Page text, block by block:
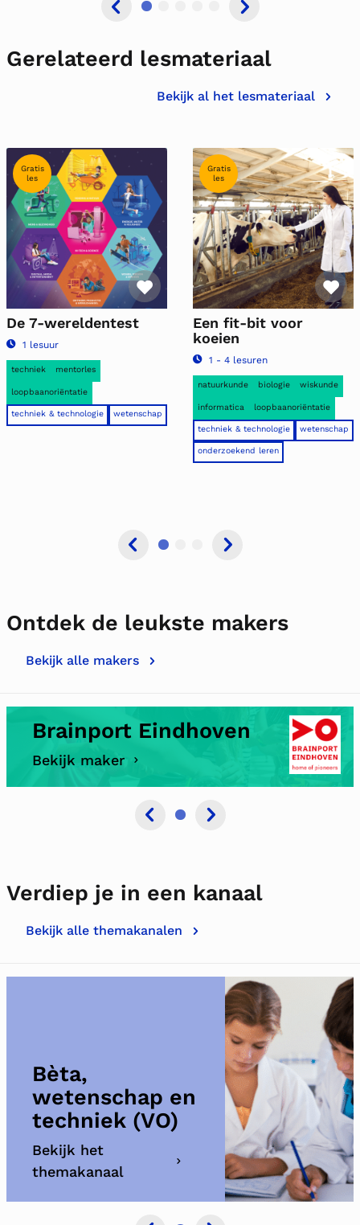
Gerelateerd lesmateriaal
Bekijk al het lesmateriaal
Gratis
les
Favoriet
De 7-wereldentest
1 lesuur
techniek mentorles
loopbaanoriëntatie
techniek & technologie wetenschap
Gratis
les
Een fit-bit voor
koeien
1 - 4 lesuren
natuurkunde biologie wiskunde
informatica loopbaanoriëntatie
techniek & technologie wetenschap
onderzoekend leren
Ontdek de leukste makers
Bekijk alle makers
Brainport Eindhoven
Bekijk maker
Verdiep je in een kanaal
Bekijk alle themakanalen
Bèta,
wetenschap en
techniek (VO)
Bekijk het
themakanaal